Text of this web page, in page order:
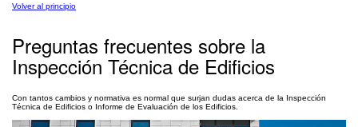
Volver al principio
Preguntas frecuentes sobre la
Inspección Técnica de Edificios
Con tantos cambios y normativa es normal que surjan dudas acerca de la Inspección
Técnica de Edificios o Informe de Evaluación de los Edificios.